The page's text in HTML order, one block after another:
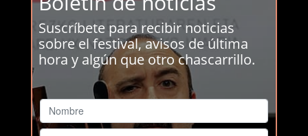
Suscríbete para recibir noticias
sobre el festival, avisos de última
hora y algún que otro chascarrillo.